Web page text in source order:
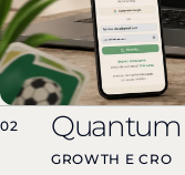
02 Quantum
GROWTH E CRO